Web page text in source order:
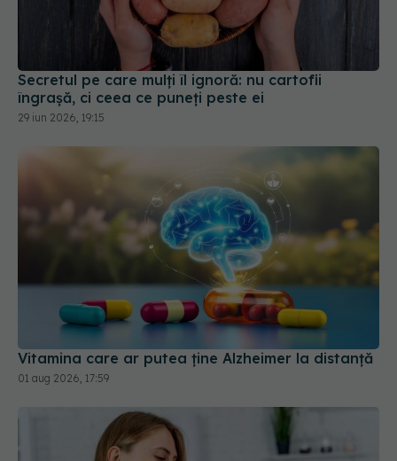
Secretul pe care mulți îl ignoră: nu cartofii
îngrașă, ci ceea ce puneți peste ei
29 iun 2026, 19:15
Vitamina care ar putea ține Alzheimer la distanță
01 aug 2026, 17:59